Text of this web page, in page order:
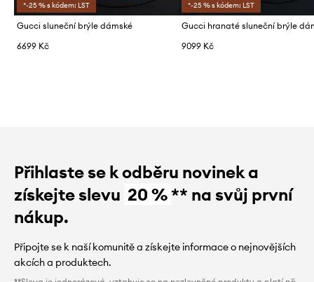
*-25 % s kódem: LST
Gucci sluneční brýle dámské
6699 Kč
*-25 % s kódem: LST
Gucci hranaté sluneční brýle
9099 Kč
Přihlaste se k odběru novinek a
získejte slevu 20 %** na svůj první
nákup.
Připojte se k naší komunitě a získejte informace o nejnovějších
akcích a produktech.